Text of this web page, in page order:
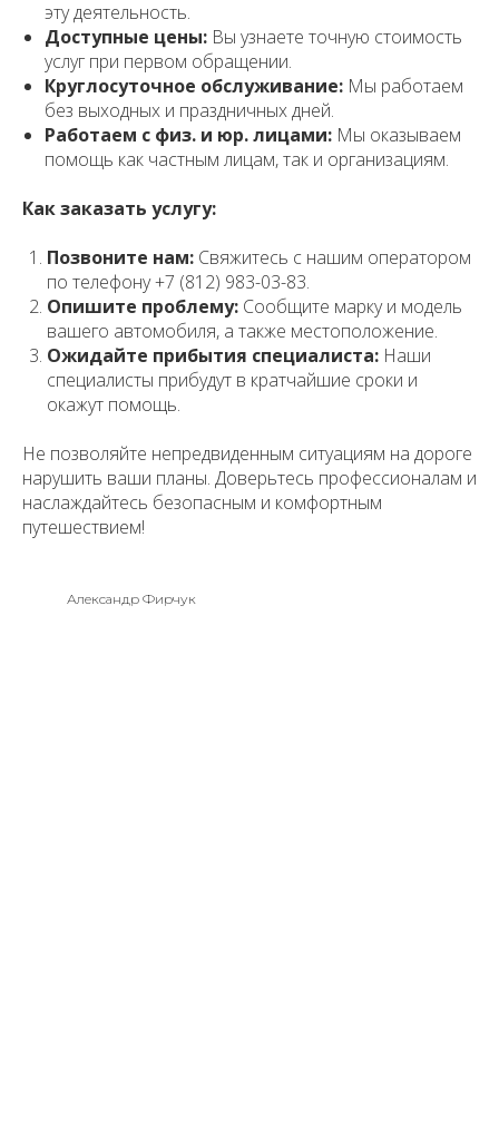
эту деятельность.
Доступные цены: Вы узнаете точную стоимость
услуг при первом обращении.
Круглосуточное обслуживание: Мы работаем
без выходных и праздничных дней.
Работаем с физ. и юр. лицами: Мы оказываем
помощь как частным лицам, так и организациям.
Как заказать услугу:
Позвоните нам: Свяжитесь с нашим оператором
по телефону +7 (812) 983-03-83.
Опишите проблему: Сообщите марку и модель
вашего автомобиля, а также местоположение.
Ожидайте прибытия специалиста: Наши
специалисты прибудут в кратчайшие сроки и
окажут помощь.
Не позволяйте непредвиденным ситуациям на дороге
нарушить ваши планы. Доверьтесь профессионалам и
наслаждайтесь безопасным и комфортным
путешествием!
Александр Фирчук